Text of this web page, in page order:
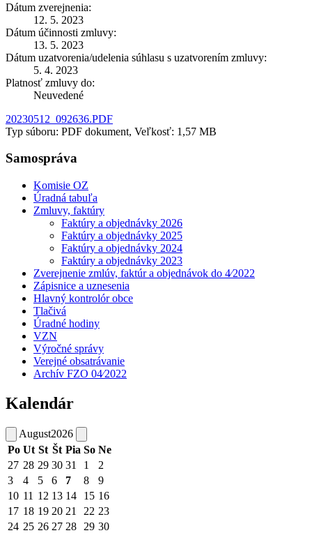
Dátum zverejnenia:
12. 5. 2023
Dátum účinnosti zmluvy:
13. 5. 2023
Dátum uzatvorenia/udelenia súhlasu s uzatvorením zmluvy:
5. 4. 2023
Platnosť zmluvy do:
Neuvedené
20230512_092636.PDF
Typ súboru: PDF dokument, Veľkosť: 1,57 MB
Samospráva
Komisie OZ
Úradná tabuľa
Zmluvy, faktúry
Faktúry a objednávky 2026
Faktúry a objednávky 2025
Faktúry a objednávky 2024
Faktúry a objednávky 2023
Zverejnenie zmlúv, faktúr a objednávok do 4⁄2022
Zápisnice a uznesenia
Hlavný kontrolór obce
Tlačivá
Úradné hodiny
VZN
Výročné správy
Verejné obsatrávanie
Archív FZO 04⁄2022
Kalendár
August2026
Po Ut St Št Pia So Ne
27 28 29 30 31 1
2
3
4 5 6 7 8
9
10 11 12 13 14 15 16
17 18 19 20 21 22 23
24 25 26 27 28 29 30